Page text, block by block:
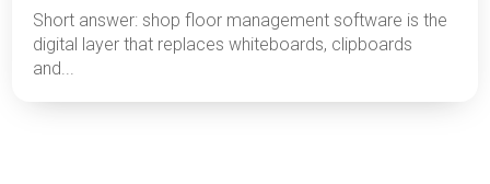
Short answer: shop floor management software is the
digital layer that replaces whiteboards, clipboards
and...